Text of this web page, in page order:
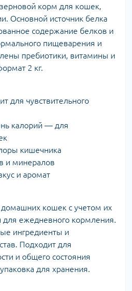
корм для кошек,
Основной источник белка
содержание белков и
пищеварения и
пребиотики, витамины и
2 кг.
для чувствительного
калорий — для
кишечника
и минералов
и аромат
кошек с учетом их
для ежедневного кормления.
ингредиенты и
Подходит для
и общего состояния
для хранения.